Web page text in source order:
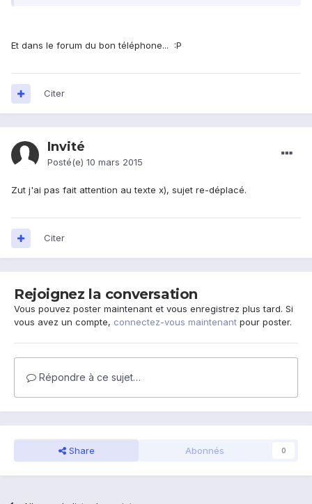
Et dans le forum du bon téléphone... :P
Citer
Invité
Posté(e) 10 mars 2015
Zut j'ai pas fait attention au texte x), sujet re-déplacé.
Citer
Rejoignez la conversation
Vous pouvez poster maintenant et vous enregistrez plus tard. Si
vous avez un compte, connectez-vous maintenant pour poster.
Répondre à ce sujet…
Share Abonnés 0